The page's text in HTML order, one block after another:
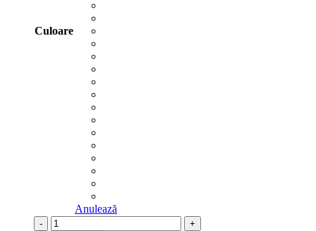
Culoare
Anulează
-
+